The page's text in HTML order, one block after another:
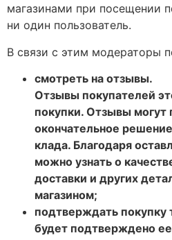
магазинами при посещении
ни один пользователь.
В связи с этим модераторы
смотреть на отзывы.
Отзывы покупателей
покупки. Отзывы могут
окончательное
клада. Благодаря
можно узнать о
доставки и других
магазином;
подтверждать покупку
будет подтверждено